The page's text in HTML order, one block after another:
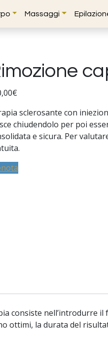
Massaggi
€
sclerosante con
chiudendolo per poi
e sicura. Per
consiste nell’introdurre il
ottimi, la durata del